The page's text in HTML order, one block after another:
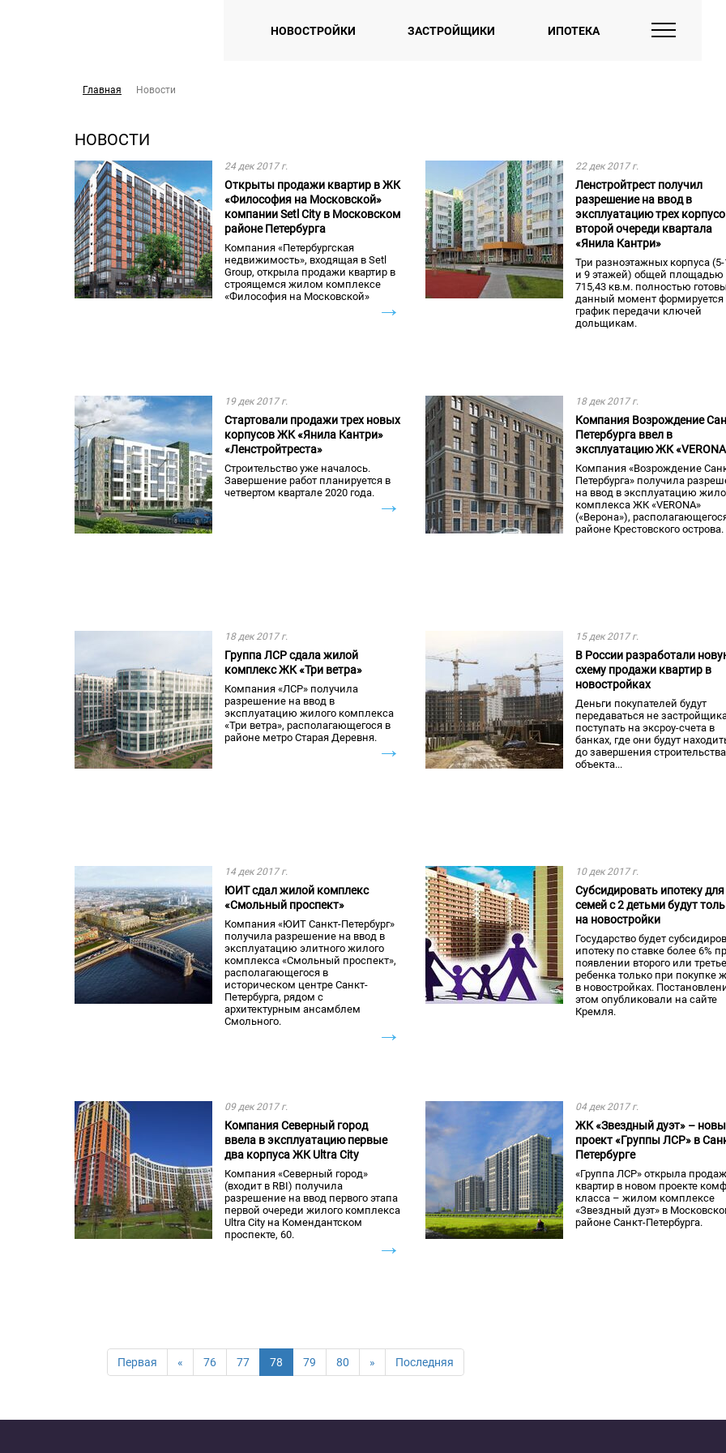
НОВОСТРОЙКИ ЗАСТРОЙЩИКИ ИПОТЕКА
Главная Новости
НОВОСТИ
24 дек 2017 г.
Открыты продажи квартир в ЖК
«Философия на Московской»
компании Setl City в Московском
районе Петербурга
Компания «Петербургская
недвижимость», входящая в Setl
Group, открыла продажи квартир в
строящемся жилом комплексе
«Философия на Московской»
→
22 дек 2017 г.
Ленстройтрест получил
разрешение на ввод в
эксплуатацию трех
второй очереди квартала
«Янила Кантри»
Три разноэтажных корпуса (5-
и 9 этажей) общей площадью
715,43 кв.м. полностью
данный момент формируется
график передачи ключей
дольщикам.
19 дек 2017 г.
Стартовали продажи трех новых
корпусов ЖК «Янила Кантри»
«Ленстройтреста»
Строительство уже началось.
Завершение работ планируется в
четвертом квартале 2020 года.
→
18 дек 2017 г.
Компания Возрождение
Петербурга ввел в
эксплуатацию ЖК
Компания «Возрождение
Петербурга» получила
на ввод в эксплуатацию
комплекса ЖК «VERONA»
(«Верона»),
районе Крестовского острова.
18 дек 2017 г.
Группа ЛСР сдала жилой
комплекс ЖК «Три ветра»
Компания «ЛСР» получила
разрешение на ввод в
эксплуатацию жилого комплекса
«Три ветра», располагающегося в
районе метро Старая Деревня.→
15 дек 2017 г.
В России разработали
схему продажи квартир в
новостройках
Деньги покупателей будут
передаваться не
поступать на эксроу-счета в
банках, где они будут
до завершения строительства
объекта...
14 дек 2017 г.
ЮИТ сдал жилой комплекс
«Смольный проспект»
Компания «ЮИТ Санкт-Петербург»
получила разрешение на ввод в
эксплуатацию элитного жилого
комплекса «Смольный проспект»,
располагающегося в
историческом центре Санкт-
Петербурга, рядом с
архитектурным ансамблем
Смольного.
→
10 дек 2017 г.
Субсидировать ипотеку для
семей с 2 детьми будут
на новостройки
Государство будет
ипотеку по ставке более 6%
появлении второго или
ребенка только при покупке
в новостройках.
этом опубликовали на сайте
Кремля.
09 дек 2017 г.
Компания Северный город
ввела в эксплуатацию первые
два корпуса ЖК Ultra City
Компания «Северный город»
(входит в RBI) получила
разрешение на ввод первого этапа
первой очереди жилого комплекса
Ultra City на Комендантском
проспекте, 60.
→
04 дек 2017 г.
ЖК «Звездный дуэт» –
проект «Группы ЛСР» в
Петербурге
«Группа ЛСР» открыла
квартир в новом проекте
класса – жилом комплексе
«Звездный дуэт» в
районе Санкт-Петербурга.
Первая « 76 77 78 79 80 » Последняя